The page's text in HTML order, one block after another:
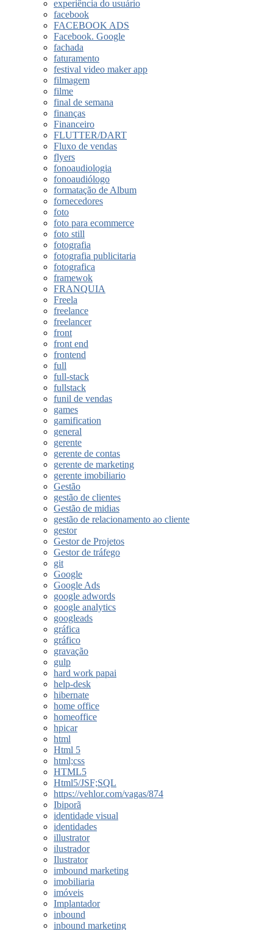
experiência do usuário
facebook
FACEBOOK ADS
Facebook. Google
fachada
faturamento
festival video maker app
filmagem
filme
final de semana
finanças
Financeiro
FLUTTER/DART
Fluxo de vendas
flyers
fonoaudiologia
fonoaudiólogo
formatação de Album
fornecedores
foto
foto para ecommerce
foto still
fotografia
fotografia publicitaria
fotografica
framewok
FRANQUIA
Freela
freelance
freelancer
front
front end
frontend
full
full-stack
fullstack
funil de vendas
games
gamification
general
gerente
gerente de contas
gerente de marketing
gerente imobiliario
Gestão
gestão de clientes
Gestão de midias
gestão de relacionamento ao cliente
gestor
Gestor de Projetos
Gestor de tráfego
git
Google
Google Ads
google adwords
google analytics
googleads
gráfica
gráfico
gravação
gulp
hard work papai
help-desk
hibernate
home office
homeoffice
hpicar
html
Html 5
html;css
HTML5
Html5/JSF;SQL
https://vehlor.com/vagas/874
Ibiporã
identidade visual
identidades
illustrator
ilustrador
Ilustrator
imbound marketing
imobiliaria
imóveis
Implantador
inbound
inbound marketing